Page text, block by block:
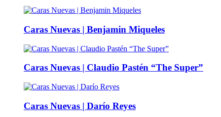
Caras Nuevas | Benjamin Miqueles
Caras Nuevas | Claudio Pastén “The Super”
Caras Nuevas | Darío Reyes